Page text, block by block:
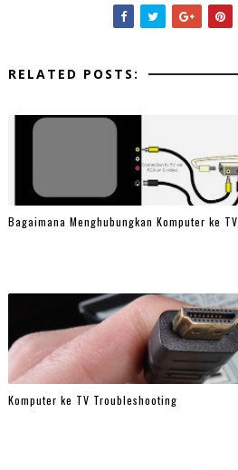
RELATED POSTS:
Bagaimana Menghubungkan Komputer ke TV
Komputer ke TV Troubleshooting